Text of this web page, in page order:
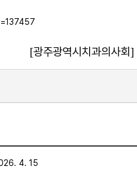
[광주광역시치과의사회]
4. 15